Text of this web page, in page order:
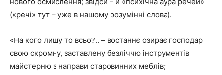
нового осмислення; звідси – й «психічна аура речей»
(«речі» тут – уже в нашому розумінні слова).
«На кого лишу то всьо?.. – востаннє озирає господар
свою скромну, заставлену безліччю інструментів
майстерню з направи старовинних меблів;